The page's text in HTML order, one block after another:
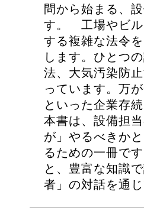
問から始まる、
す。 工場やビル
する複雑な法令
します。ひとつ
法、大気汚染防
っています。万
といった企業存
本書は、設備担
が」やるべきか
るための一冊で
と、豊富な知識
者」の対話を通